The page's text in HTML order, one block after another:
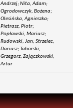
Andrzej; Nita, Adam;
Ogrodowczyk, Bożena;
Olesińska, Agnieszka;
Pietrasz, Piotr;
Popławski, Mariusz;
Rudowski, Jan; Strzelec,
Dariusz; Taborski,
Grzegorz; Zajączkowski,
Artur